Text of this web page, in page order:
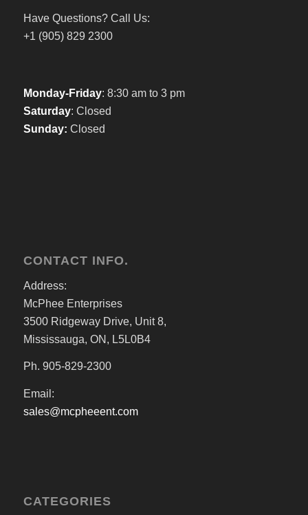
Have Questions? Call Us:
+1 (905) 829 2300
Monday-Friday: 8:30 am to 3 pm
Saturday: Closed
Sunday: Closed
CONTACT INFO.
Address:
McPhee Enterprises
3500 Ridgeway Drive, Unit 8,
Mississauga, ON, L5L0B4
Ph. 905-829-2300
Email:
sales@mcpheeent.com
CATEGORIES